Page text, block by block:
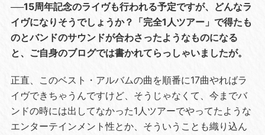
──15周年記念のライヴも行われる予定ですが、どんなラ
イヴになりそうでしょうか？「完全1人ツアー」で得たも
のとバンドのサウンドが合わさったようなものになる
と、ご自身のブログでは書かれてらっしゃいましたが。
正直、このベスト・アルバムの曲を順番に17曲やればラ
イヴできちゃうんですけど、そうじゃなくて、今までバ
ンドの時には出してなかった1人ツアーでやってたような
エンターテインメント性とか、そういうことも織り込ん